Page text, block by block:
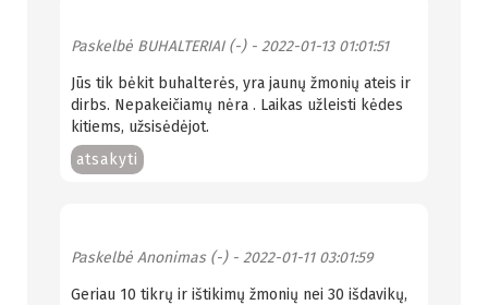
Paskelbė BUHALTERIAI (-)- 2022-01-13 01:01:51
Jūs tik bėkit buhalterės, yra jaunų žmonių ateis ir
dirbs. Nepakeičiamų nėra . Laikas užleisti kėdes
kitiems, užsisėdėjot.
atsakyti
Paskelbė Anonimas (-)- 2022-01-11 03:01:59
Geriau 10 tikrų ir ištikimų žmonių nei 30 išdavikų,